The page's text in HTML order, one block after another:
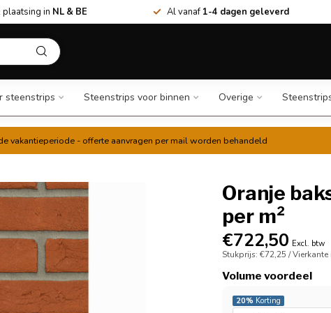
plaatsing in NL & BE Al vanaf 1-4 dagen geleverd
steenstrips Steenstrips voor binnen Overige
vakantieperiode - offerte aanvragen per mail worden behandeld
Oranje
per m²
€722,50 Excl. btw
Stukprijs: €72,25 / Vierkante
Volume voordeel
20% Korting